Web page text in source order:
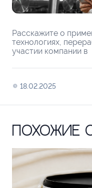
Расскажите о
технологиях,
участии компании в
18.02.2025
Похожие